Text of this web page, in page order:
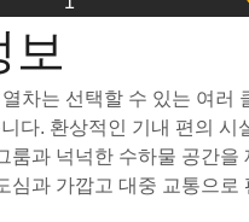
보
차는 선택할 수 있는 여러
다. 환상적인 기내 편의 시
과 넉넉한 수하물 공간을
과 가깝고 대중 교통으로